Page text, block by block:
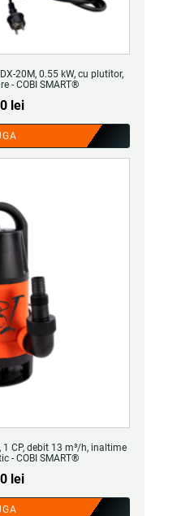
20M, 0.55 kW, cu plutitor,
- COBI SMART®
lei
CP, debit 13 m³/h, inaltime
- COBI SMART®
lei